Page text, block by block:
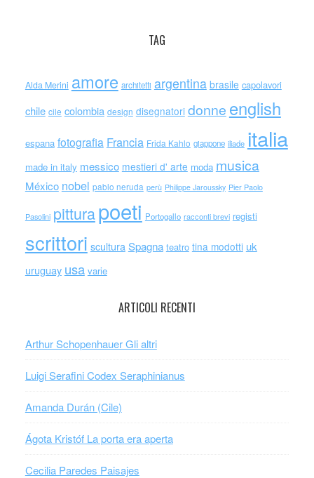
TAG
Alda Merini amore architetti argentina brasile capolavori
chile cile colombia design disegnatori donne english
espana fotografia Francia Frida Kahlo giappone iliade italia
made in italy messico mestieri d' arte moda musica
México nobel pablo neruda perù Philippe Jaroussky Pier Paolo
Pasolini pitturapoeti Portogallo racconti brevi registi
scrittori scultura Spagna teatro tina modotti uk
uruguay usa varie
ARTICOLI RECENTI
Arthur Schopenhauer Gli altri
Luigi Serafini Codex Seraphinianus
Amanda Durán (Cile)
Ágota Kristóf La porta era aperta
Cecilia Paredes Paisajes